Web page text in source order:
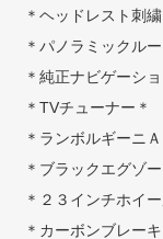
＊ヘッドレスト刺繍
＊パノラミックルー
＊純正ナビゲーシ
＊TVチューナー＊
＊ランボルギーニ
＊ブラックエグゾ
＊２３インチホイ
＊カーボンブレー